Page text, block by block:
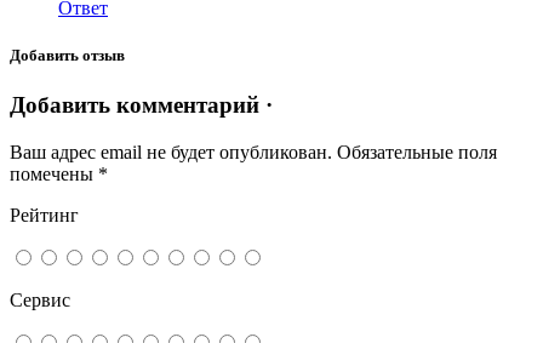
Ответ
Добавить отзыв
Добавить комментарий ·
Ваш адрес email не будет опубликован. Обязательные поля
помечены *
Рейтинг
Сервис